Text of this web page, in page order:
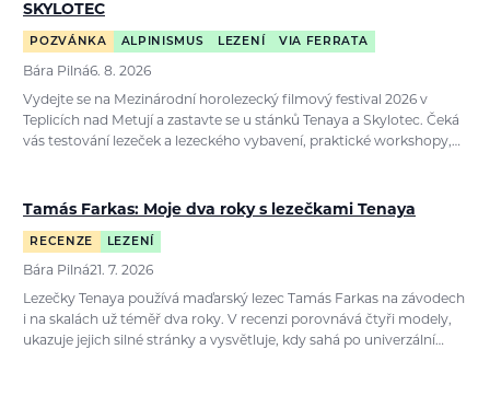
SKYLOTEC
POZVÁNKA ALPINISMUS LEZENÍ VIA FERRATA
Bára Pilná6. 8. 2026
Vydejte se na Mezinárodní horolezecký filmový festival 2026 v
Teplicích nad Metují a zastavte se u stánků Tenaya a Skylotec. Čeká
vás testování lezeček a lezeckého vybavení, praktické workshopy,…
Tamás Farkas: Moje dva roky s lezečkami Tenaya
RECENZE LEZENÍ
Bára Pilná21. 7. 2026
Lezečky Tenaya používá maďarský lezec Tamás Farkas na závodech
i na skalách už téměř dva roky. V recenzi porovnává čtyři modely,
ukazuje jejich silné stránky a vysvětluje, kdy sahá po univerzální…